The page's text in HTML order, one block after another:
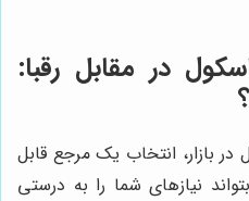
در مقابل رقبا:
در بازار، انتخاب یک مرجع قابل
نیازهای شما را به درستی